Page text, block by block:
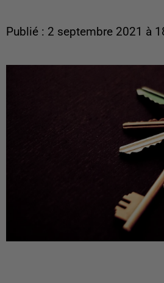
Publié : 2 septembre 2021 à